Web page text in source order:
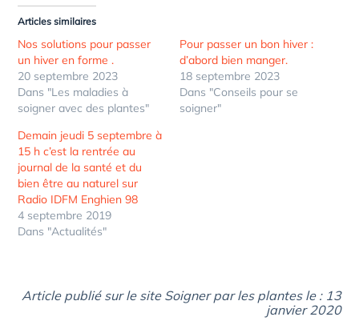
Articles similaires
Nos solutions pour passer
un hiver en forme .
20 septembre 2023
Dans "Les maladies à
soigner avec des plantes"
Pour passer un bon hiver :
d’abord bien manger.
18 septembre 2023
Dans "Conseils pour se
soigner"
Demain jeudi 5 septembre à
15 h c’est la rentrée au
journal de la santé et du
bien être au naturel sur
Radio IDFM Enghien 98
4 septembre 2019
Dans "Actualités"
Article publié sur le site Soigner par les plantes le : 13
janvier 2020